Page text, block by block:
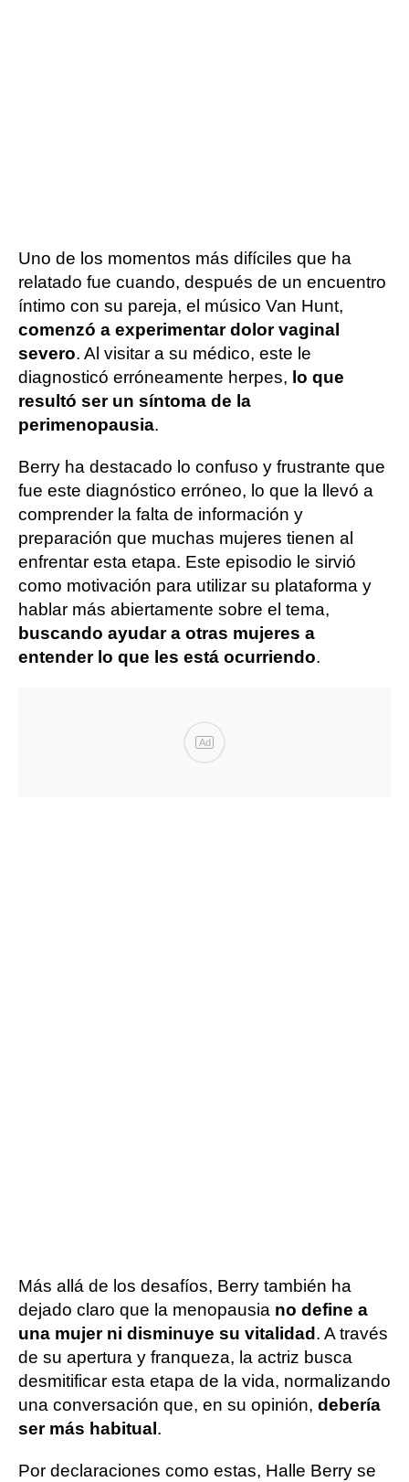
Uno de los momentos más difíciles que ha
relatado fue cuando, después de un encuentro
íntimo con su pareja, el músico Van Hunt,
comenzó a experimentar dolor vaginal
severo. Al visitar a su médico, este le
diagnosticó erróneamente herpes, lo que
resultó ser un síntoma de la
perimenopausia.
Berry ha destacado lo confuso y frustrante que
fue este diagnóstico erróneo, lo que la llevó a
comprender la falta de información y
preparación que muchas mujeres tienen al
enfrentar esta etapa. Este episodio le sirvió
como motivación para utilizar su plataforma y
hablar más abiertamente sobre el tema,
buscando ayudar a otras mujeres a
entender lo que les está ocurriendo.
Ad
Más allá de los desafíos, Berry también ha
dejado claro que la menopausia no define a
una mujer ni disminuye su vitalidad . A través
de su apertura y franqueza, la actriz busca
desmitificar esta etapa de la vida, normalizando
una conversación que, en su opinión, debería
ser más habitual .
Por declaraciones como estas, Halle Berry se